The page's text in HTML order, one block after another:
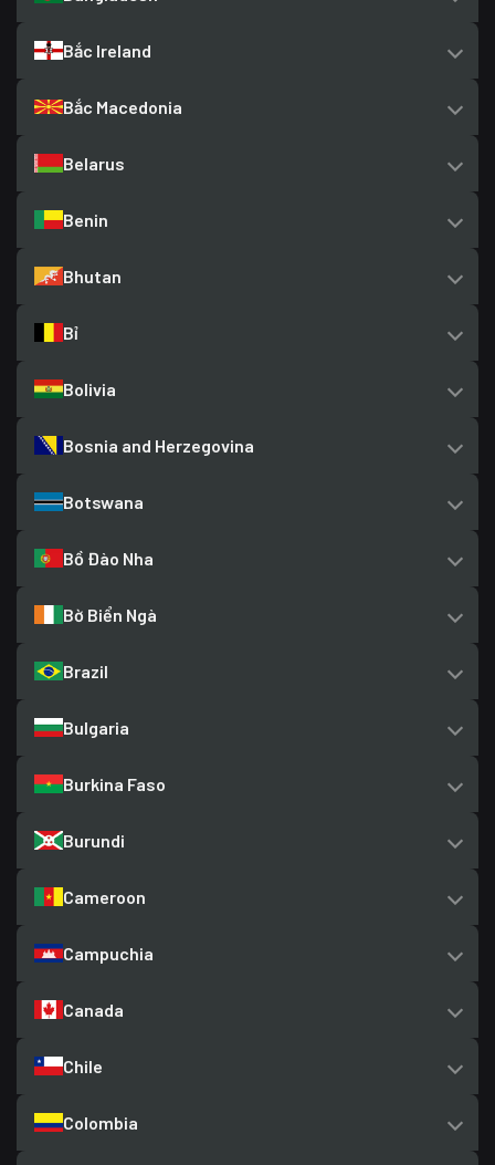
Bắc Ireland
Bắc Macedonia
Belarus
Benin
Bhutan
Bỉ
Bolivia
Bosnia and Herzegovina
Botswana
Bồ Đào Nha
Bờ Biển Ngà
Brazil
Bulgaria
Burkina Faso
Burundi
Cameroon
Campuchia
Canada
Chile
Colombia